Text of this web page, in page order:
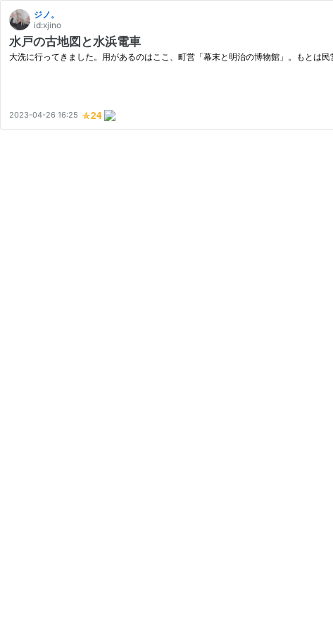
ジノ。
id:xjino
水戸の古地図と水浜電車
大洗に行ってきました。用があるのはここ、町営「幕末と明治の博物館」。もとは民
2023-04-26 16:25